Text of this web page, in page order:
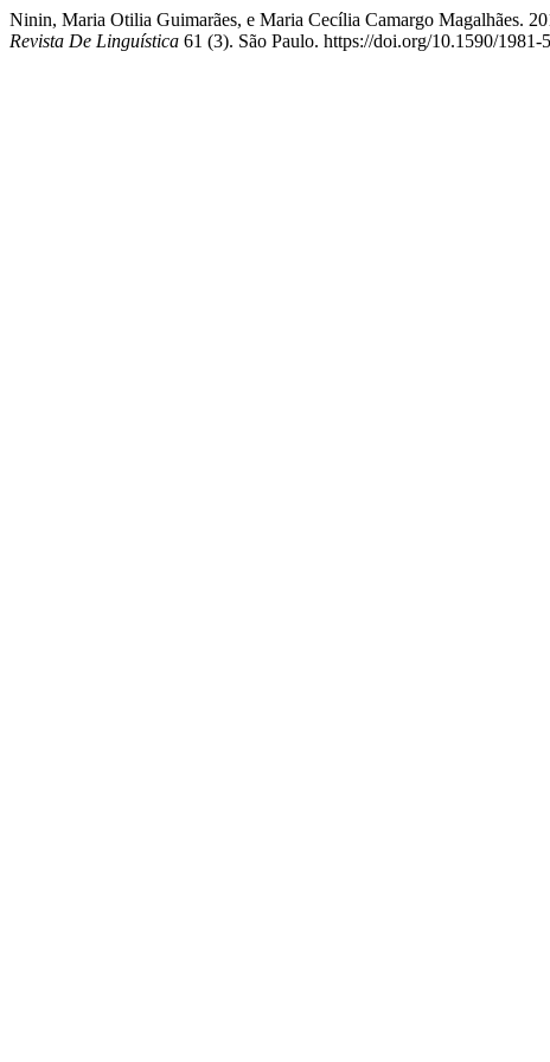
Ninin, Maria Otilia Guimarães, e Maria Cecília Camargo Magalhães.
Revista De Linguística 61 (3). São Paulo. https://doi.org/10.1590/1981-